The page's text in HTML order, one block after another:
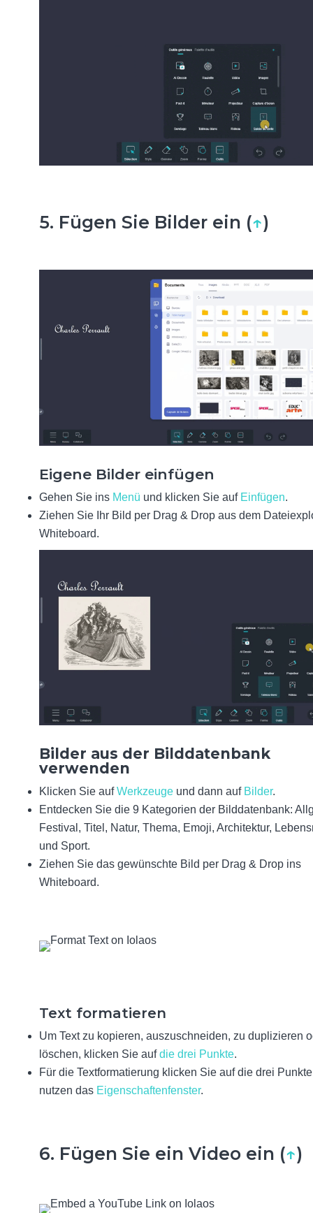
5. Fügen Sie Bilder ein (↑)
Eigene Bilder einfügen
Gehen Sie ins Menü und klicken Sie auf Einfügen.
Ziehen Sie Ihr Bild per Drag & Drop aus dem
Whiteboard.
Bilder aus der Bilddatenbank
verwenden
Klicken Sie aufWerkzeuge und dann auf Bilder.
Entdecken Sie die 9 Kategorien der Bilddatenbank:
Festival, Titel, Natur, Thema, Emoji, Architektur,
und Sport.
Ziehen Sie das gewünschte Bild per Drag & Drop ins
Whiteboard.
Text formatieren
Um Text zu kopieren, auszuschneiden, zu duplizieren
löschen, klicken Sie aufdie drei Punkte.
Für die Textformatierung klicken Sie auf die drei
nutzen das Eigenschaftenfenster.
6. Fügen Sie ein Video ein (↑)